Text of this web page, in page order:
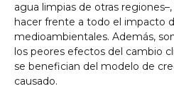
agua limpias de otras
hacer frente a todo el impacto
medioambientales. Además,
los peores efectos del cambio
se benefician del modelo de
causado.